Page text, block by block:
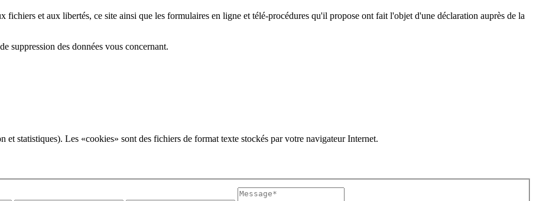
et aux libertés, ce site ainsi que les formulaires en ligne et télé-procédures qu'il propose ont fait l'objet d'une déclaration auprès de la
suppression des données vous concernant.
statistiques). Les «cookies» sont des fichiers de format texte stockés par votre navigateur Internet.